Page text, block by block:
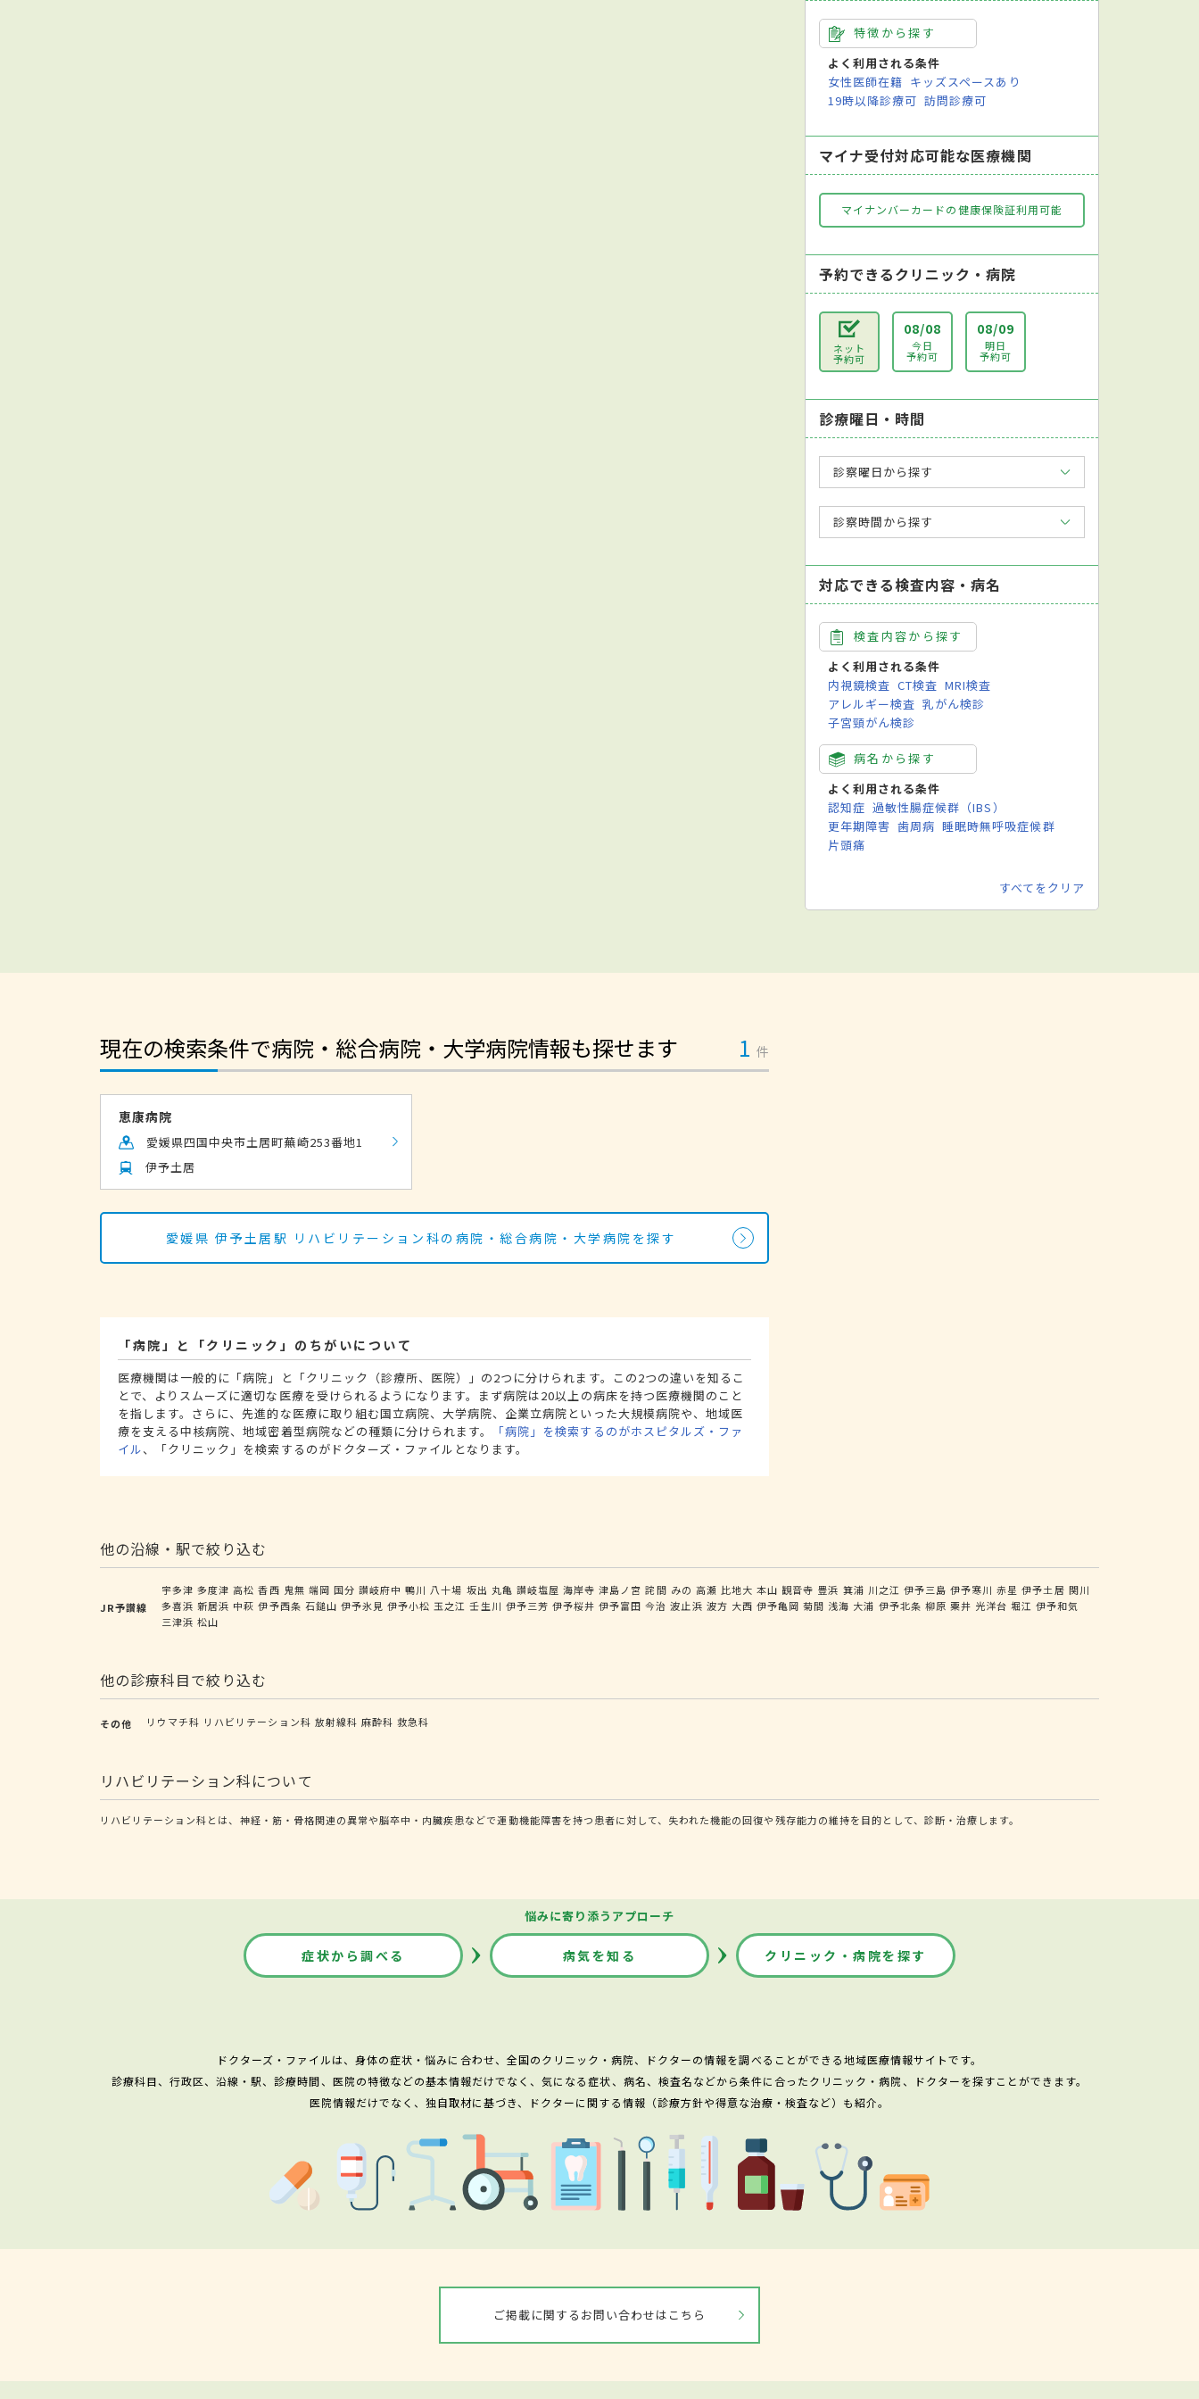
特徴から探す
よく利用される条件
女性医師在籍 キッズスペースあり
19時以降診療可 訪問診療可
マイナ受付対応可能な医療機関
マイナンバーカードの健康保険証利用可能
予約できるクリニック・病院
ネット
予約可
08/08
今日
予約可
08/09
明日
予約可
診療曜日・時間
診察曜日から探す
診察時間から探す
対応できる検査内容・病名
検査内容から探す
よく利用される条件
内視鏡検査 CT検査 MRI検査
アレルギー検査 乳がん検診
子宮頸がん検診
病名から探す
よく利用される条件
認知症 過敏性腸症候群（IBS）
更年期障害 歯周病 睡眠時無呼吸症候群
片頭痛
すべてをクリア
現在の検索条件で病院・総合病院・大学病院情報も探せます 1 件
恵康病院
愛媛県四国中央市土居町蕪崎253番地1
伊予土居
愛媛県 伊予土居駅 リハビリテーション科の病院・総合病院・大学病院を探す
「病院」と「クリニック」のちがいについて
医療機関は一般的に「病院」と「クリニック（診療所、医院）」の2つに分けられます。この2つの違いを知るこ
とで、よりスムーズに適切な医療を受けられるようになります。まず病院は20以上の病床を持つ医療機関のこと
を指します。さらに、先進的な医療に取り組む国立病院、大学病院、企業立病院といった大規模病院や、地域医
療を支える中核病院、地域密着型病院などの種類に分けられます。
「病院」を検索するのがホスピタルズ・ファ
イル、「クリニック」を検索するのがドクターズ・ファイルとなります。
他の沿線・駅で絞り込む
JR予讃線
宇多津 多度津 高松 香西 鬼無 端岡 国分 讃岐府中 鴨川 八十場 坂出 丸亀 讃岐塩屋 海岸寺 津島ノ宮 詫間 みの 高瀬 比地大 本山 観音寺 豊浜 箕浦 川之江 伊予三島 伊予寒川 赤星 伊予土居 関川
多喜浜 新居浜 中萩 伊予西条 石鎚山 伊予氷見 伊予小松 玉之江 壬生川 伊予三芳 伊予桜井 伊予富田 今治 波止浜 波方 大西 伊予亀岡 菊間 浅海 大浦 伊予北条 柳原 粟井 光洋台 堀江 伊予和気
三津浜 松山
他の診療科目で絞り込む
その他 リウマチ科 リハビリテーション科 放射線科 麻酔科 救急科
リハビリテーション科について
リハビリテーション科とは、神経・筋・骨格関連の異常や脳卒中・内臓疾患などで運動機能障害を持つ患者に対して、失われた機能の回復や残存能力の維持を目的として、診断・治療します。
悩みに寄り添うアプローチ
症状から調べる 病気を知る クリニック・病院を探す
ドクターズ・ファイルは、身体の症状・悩みに合わせ、全国のクリニック・病院、ドクターの情報を調べることができる地域医療情報サイトです。
診療科目、行政区、沿線・駅、診療時間、医院の特徴などの基本情報だけでなく、気になる症状、病名、検査名などから条件に合ったクリニック・病院、ドクターを探すことができます。
医院情報だけでなく、独自取材に基づき、ドクターに関する情報（診療方針や得意な治療・検査など）も紹介。
ご掲載に関するお問い合わせはこちら